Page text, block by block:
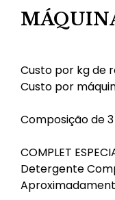
Custo por kg de
Custo por
Composição de
COMPLET
Detergente